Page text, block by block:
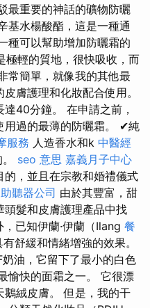
最重要的神話的礦物防曬
基水楊酸酯，這是一種通
種可以幫助增加防曬霜的
極輕的質地，很快吸收，而
常簡單，就像我的其他最
膚護理和化妝配合使用。
40分鐘。 在申請之前，
用過的最薄的防曬霜。 ✔純
服務 人造香水和k 中醫經
seo 意思 嘉義月子中心
，並且在宗教和婚禮儀式
助聽器公司 由於其豐富，甜
頭髮和皮膚護理產品中找
，已知伊蘭·伊蘭（Ilang 餐
舒緩和情緒增強的效果。
油，它留下了最小的白色
愉快的面霜之一。 它很漂
絨皮膚。 但是，我的干